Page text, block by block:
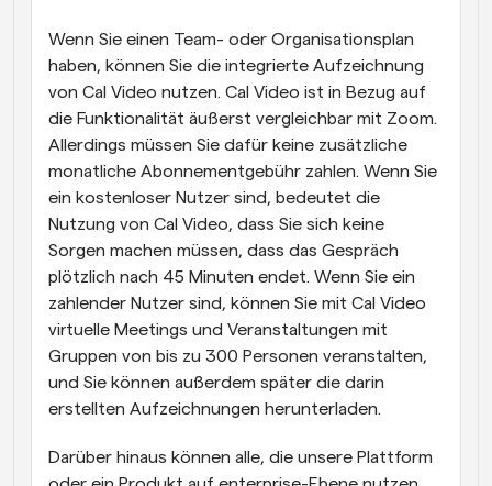
Wenn Sie einen Team- oder Organisationsplan
haben, können Sie die integrierte Aufzeichnung
von Cal Video nutzen. Cal Video ist in Bezug auf
die Funktionalität äußerst vergleichbar mit Zoom.
Allerdings müssen Sie dafür keine zusätzliche
monatliche Abonnementgebühr zahlen. Wenn Sie
ein kostenloser Nutzer sind, bedeutet die
Nutzung von Cal Video, dass Sie sich keine
Sorgen machen müssen, dass das Gespräch
plötzlich nach 45 Minuten endet. Wenn Sie ein
zahlender Nutzer sind, können Sie mit Cal Video
virtuelle Meetings und Veranstaltungen mit
Gruppen von bis zu 300 Personen veranstalten,
und Sie können außerdem später die darin
erstellten Aufzeichnungen herunterladen.
Darüber hinaus können alle, die unsere Plattform